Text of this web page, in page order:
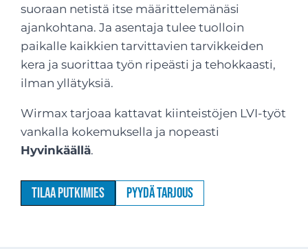
suoraan netistä itse määrittelemänäsi
ajankohtana. Ja asentaja tulee tuolloin
paikalle kaikkien tarvittavien tarvikkeiden
kera ja suorittaa työn ripeästi ja tehokkaasti,
ilman yllätyksiä.
Wirmax tarjoaa kattavat kiinteistöjen LVI-työt
vankalla kokemuksella ja nopeasti
Hyvinkäällä.
Tilaa putkimies Pyydä tarjous